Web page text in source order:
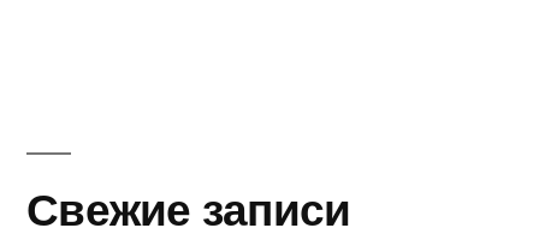
Свежие записи